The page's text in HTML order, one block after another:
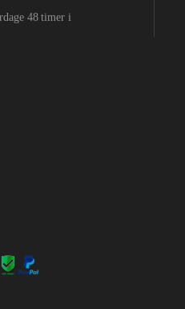
48 timer i